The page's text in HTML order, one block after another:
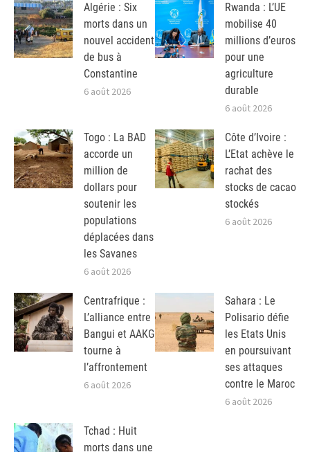
Algérie : Six
morts dans un
nouvel accident
de bus à
Constantine
6 août 2026
Rwanda : L’UE
mobilise 40
millions d’euros
pour une
agriculture
durable
6 août 2026
Togo : La BAD
accorde un
million de
dollars pour
soutenir les
populations
déplacées dans
les Savanes
6 août 2026
Côte d’Ivoire :
L’Etat achève le
rachat des
stocks de cacao
stockés
6 août 2026
Centrafrique :
L’alliance entre
Bangui et AAKG
tourne à
l’affrontement
6 août 2026
Sahara : Le
Polisario défie
les Etats Unis
en poursuivant
ses attaques
contre le Maroc
6 août 2026
Tchad : Huit
morts dans une